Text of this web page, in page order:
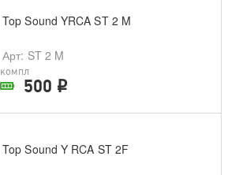
В наличии в магазине
Top Sound YRCA ST 2 M
Арт: ST 2 M
компл
500 i
Top Sound Y RCA ST 2F